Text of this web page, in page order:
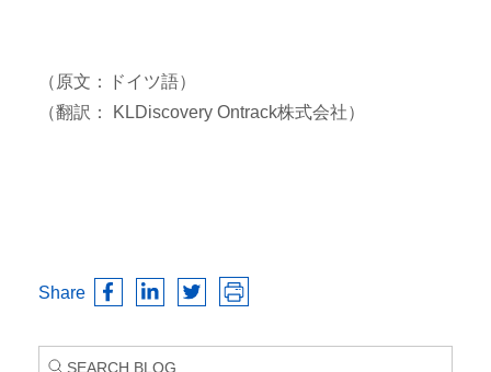
（原文：ドイツ語）
（翻訳： KLDiscovery Ontrack株式会社）
Share